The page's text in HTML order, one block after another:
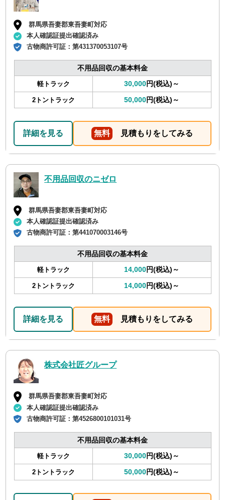
群馬県吾妻郡東吾妻町対応
本人確認証提出確認済み
古物商許可証：第431370053107号
不用品回収の基本料金
軽トラック 30,000円(税込)～
2トントラック 50,000円(税込)～
詳細を見る 無料 見積もりをしてみる
不用品回収のニゼロ
群馬県吾妻郡東吾妻町対応
本人確認証提出確認済み
古物商許可証：第441070003146号
不用品回収の基本料金
軽トラック 14,000円(税込)～
2トントラック 14,000円(税込)～
詳細を見る 無料 見積もりをしてみる
株式会社匠グループ
群馬県吾妻郡東吾妻町対応
本人確認証提出確認済み
古物商許可証：第4526800101031号
不用品回収の基本料金
軽トラック 30,000円(税込)～
2トントラック 50,000円(税込)～